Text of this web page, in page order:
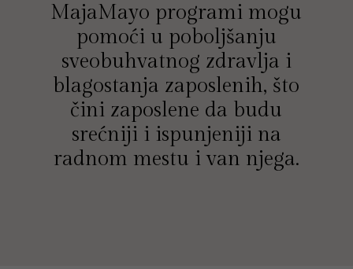
MajaMayo programi mogu
pomoći u poboljšanju
sveobuhvatnog zdravlja i
blagostanja zaposlenih, što
čini zaposlene da budu
srećniji i ispunjeniji na
radnom mestu i van njega.